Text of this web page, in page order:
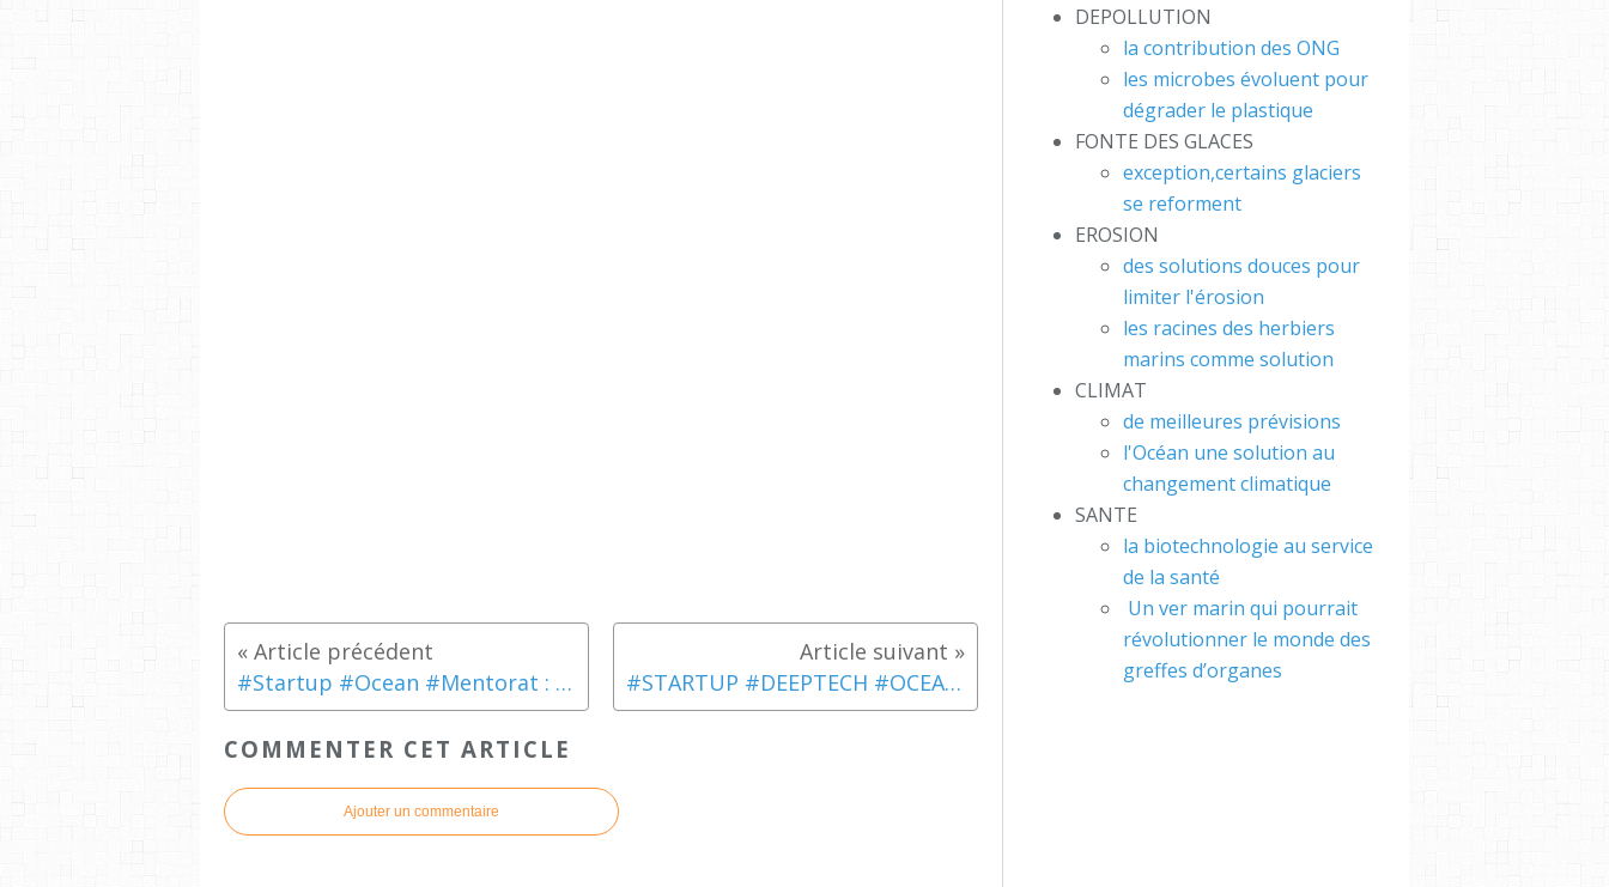
#Oceans #Pr
otection #Bl
ueconomy #
Startup : Les
dirigeants m
ondiaux ann
milliards pou
r l'action océ
anique lors d
e la premièr
e conférence
africaine sur
#Startup #Ocean #Mentorat : From labs to the ocean: 6 next-gen blue economy startups #STARTUP #DEEPTECH #OCEAN #MENTORAT #FRANCESTARTUPOCEANS : LE PROJET 160 YUNIBOAT
COMMENTER CET ARTICLE
Ajouter un commentaire
DEPOLLUTION
la contribution des ONG
les microbes évoluent pour
dégrader le plastique
FONTE DES GLACES
exception,certains glaciers
se reforment
EROSION
des solutions douces pour
limiter l'érosion
les racines des herbiers
marins comme solution
CLIMAT
de meilleures prévisions
l'Océan une solution au
changement climatique
SANTE
la biotechnologie au service
de la santé
Un ver marin qui pourrait
révolutionner le monde des
greffes d’organes